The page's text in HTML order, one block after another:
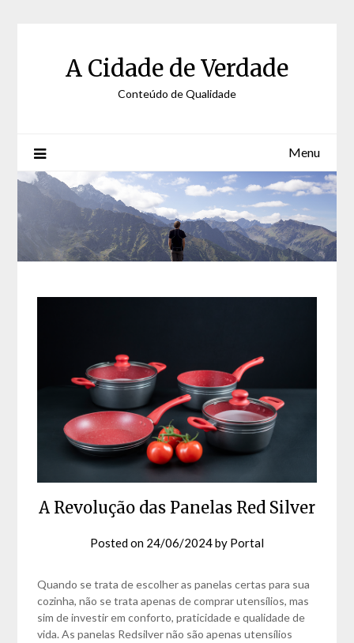
A Cidade de Verdade
Conteúdo de Qualidade
Menu
A Revolução das Panelas Red Silver
Posted on 24/06/2024by Portal
Quando se trata de escolher as panelas certas para sua
cozinha, não se trata apenas de comprar utensílios, mas
sim de investir em conforto, praticidade e qualidade de
vida. As panelas Redsilver não são apenas utensílios